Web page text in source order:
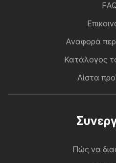
Αναφορά
Κατάλογος
Λίστα
Πώς να